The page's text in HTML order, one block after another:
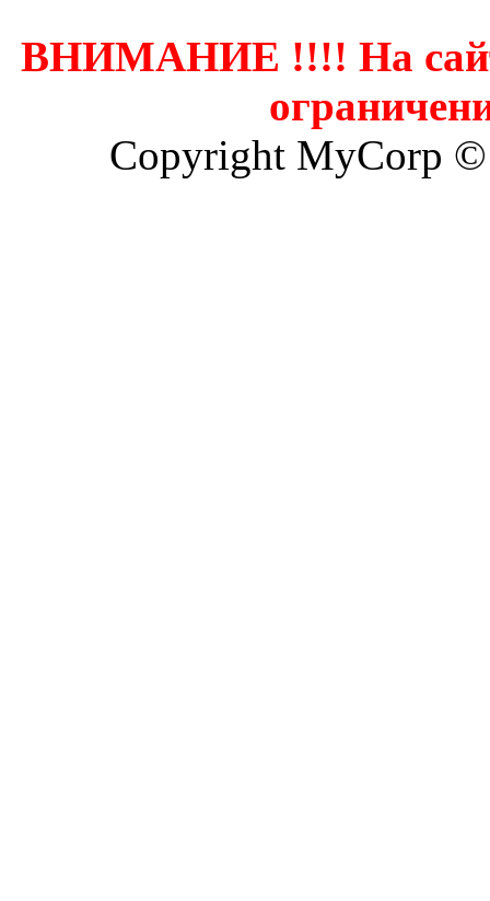
ВНИМАНИЕ !!!! На
Copyright MyCorp